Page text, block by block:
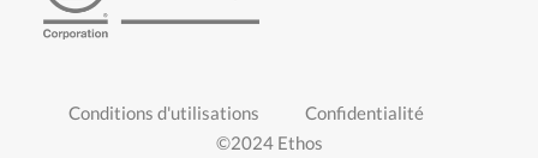
PIED
Conditions d'utilisations
Confidentialité
©2024 Ethos